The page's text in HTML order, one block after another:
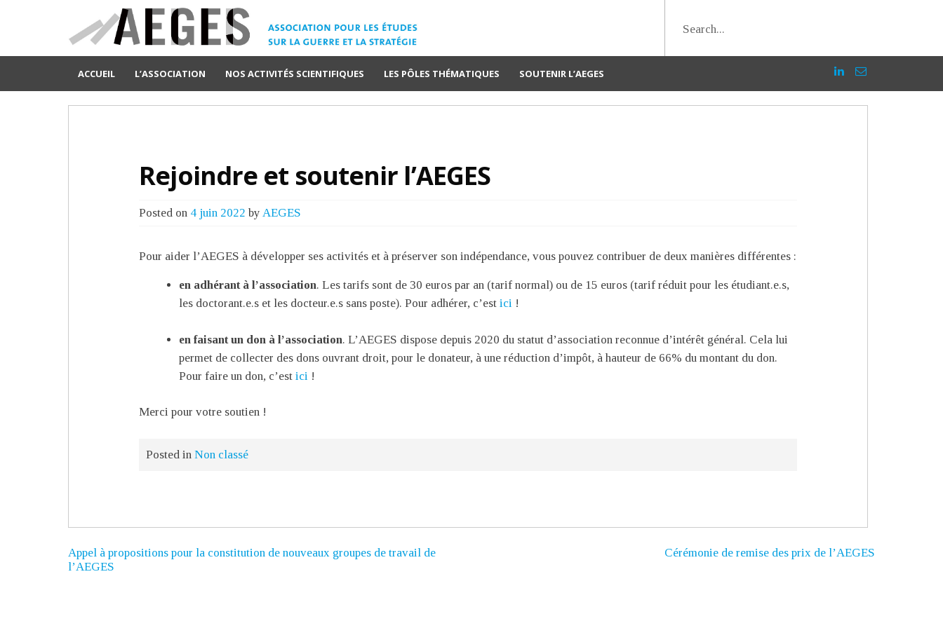
ACCUEIL L’ASSOCIATION NOS ACTIVITÉS SCIENTIFIQUES LES PÔLES THÉMATIQUES SOUTENIR L’AEGES
Rejoindre et soutenir l’AEGES
Posted on 4 juin 2022 byAEGES
Pour aider l’AEGES à développer ses activités et à préserver son indépendance, vous pouvez contribuer de deux manières différentes :
en adhérant à l’association. Les tarifs sont de 30 euros par an (tarif normal) ou de 15 euros (tarif réduit pour les étudiant.e.s,
les doctorant.e.s et les docteur.e.s sans poste). Pour adhérer, c’estici !
en faisant un don à l’association. L’AEGES dispose depuis 2020 du statut d’association reconnue d’intérêt général. Cela lui
permet de collecter des dons ouvrant droit, pour le donateur, à une réduction d’impôt, à hauteur de 66% du montant du don.
Pour faire un don, c’estici !
Merci pour votre soutien !
Posted inNon classé
Appel à propositions pour la constitution de nouveaux groupes de travail de
l’AEGES
Cérémonie de remise des prix de l’AEGES